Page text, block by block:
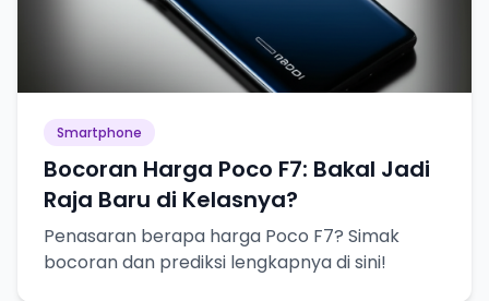
Smartphone
Bocoran Harga Poco F7: Bakal Jadi
Raja Baru di Kelasnya?
Penasaran berapa harga Poco F7? Simak
bocoran dan prediksi lengkapnya di sini!